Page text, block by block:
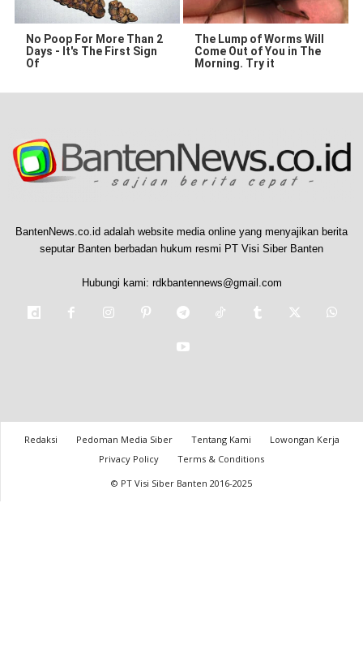
No Poop For More Than 2
Days - It's The First Sign
Of
The Lump of Worms Will
Come Out of You in The
Morning. Try it
BantenNews.co.id adalah website media online yang menyajikan berita
seputar Banten berbadan hukum resmi PT Visi Siber Banten
Hubungi kami: rdkbantennews@gmail.com
Redaksi Pedoman Media Siber Tentang Kami
Lowongan Kerja
Privacy Policy
Terms & Conditions
© PT Visi Siber Banten 2016-2025